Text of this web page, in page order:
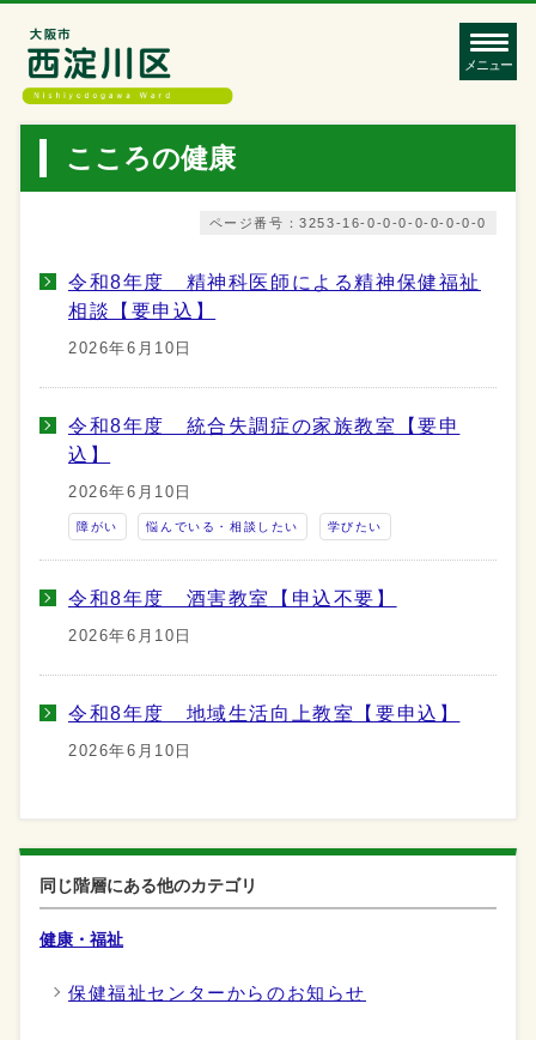
メニュー
こころの健康
ページ番号：3253-16-0-0-0-0-0-0-0-0
令和8年度 精神科医師による精神保健福祉
相談【要申込】
2026年6月10日
令和8年度 統合失調症の家族教室【要申
込】
2026年6月10日
障がい 悩んでいる・相談したい 学びたい
令和8年度 酒害教室【申込不要】
2026年6月10日
令和8年度 地域生活向上教室【要申込】
2026年6月10日
同じ階層にある他のカテゴリ
健康・福祉
保健福祉センターからのお知らせ